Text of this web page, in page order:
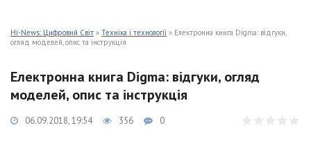
Hi-News: Цифровий Світ » Техніка і технології » Електронна книга Digma: відгуки,
огляд моделей, опис та інструкція
Електронна книга Digma: відгуки, огляд
моделей, опис та інструкція
06.09.2018, 19:54 356 0